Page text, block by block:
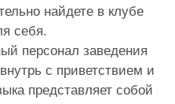
найдете в клубе
себя.
персонал заведения
с приветствием и
представляет собой